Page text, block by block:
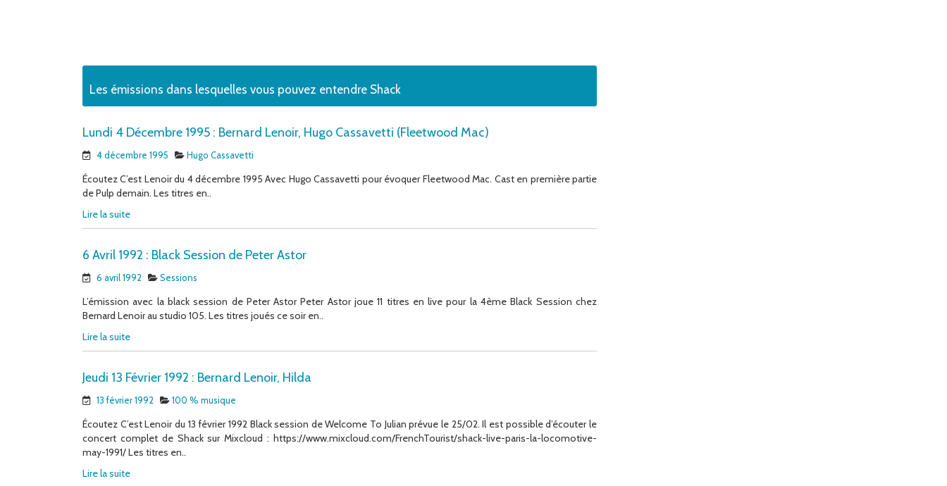
Les émissions dans lesquelles vous pouvez entendre Shack
Lundi 4 Décembre 1995 : Bernard Lenoir, Hugo Cassavetti (Fleetwood Mac)
4 décembre 1995 Hugo Cassavetti
Écoutez C’est Lenoir du 4 décembre 1995 Avec Hugo Cassavetti pour évoquer Fleetwood Mac. Cast en première partie
de Pulp demain. Les titres en..
Lire la suite
6 Avril 1992 : Black Session de Peter Astor
6 avril 1992 Sessions
L’émission avec la black session de Peter Astor Peter Astor joue 11 titres en live pour la 4ème Black Session chez
Bernard Lenoir au studio 105. Les titres joués ce soir en..
Lire la suite
Jeudi 13 Février 1992 : Bernard Lenoir, Hilda
13 février 1992 100 % musique
Écoutez C’est Lenoir du 13 février 1992 Black session de Welcome To Julian prévue le 25/02. Il est possible d’écouter le
concert complet de Shack sur Mixcloud : https://www.mixcloud.com/FrenchTourist/shack-live-paris-la-locomotive-
may-1991/ Les titres en..
Lire la suite